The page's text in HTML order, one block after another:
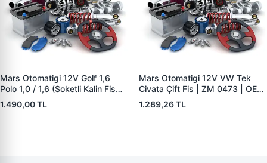
Mars Otomatigi 12V Golf 1,6
Polo 1,0 / 1,6 (Soketli Kalin Fis
D7E Seri) | ZM 4492 | OEM
02TA11023Q 494809
1.490,00 TL
Mars Otomatigi 12V VW Tek
Civata Çift Fis | ZM 0473 | OEM
049911287D 7161095450
0001529500
1.289,26 TL